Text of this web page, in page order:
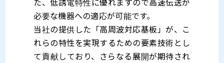
た、低誘電特性に優れますので高速伝送が
必要な機器への適応が可能です。
当社の提供した「高周波対応基板」が、こ
れらの特性を実現するための要素技術とし
て貢献しており、さらなる展開が期待され